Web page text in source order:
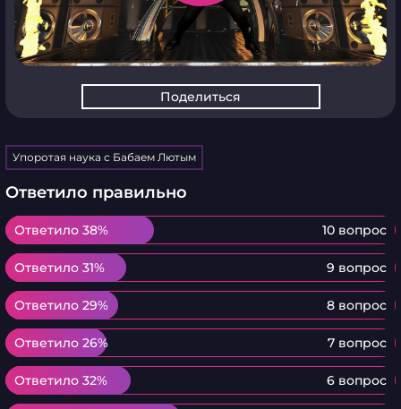
Поделиться
Упоротая наука с Бабаем Лютым
Ответило правильно
Ответило 38% 10 вопрос
Ответило 38%
Ответило 31% 9 вопрос
Ответило 31%
Ответило 29% 8 вопрос
Ответило 29%
Ответило 26% 7 вопрос
Ответило 26%
Ответило 32% 6 вопрос
Ответило 32%